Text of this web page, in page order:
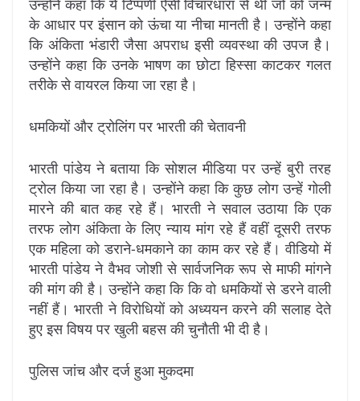
के आधार पर इंसान काे ऊंचा या नीचा मानती है। उन्होंने कहा
कि अंकिता भंडारी जैसा अपराध इसी व्यवस्था की उपज है।
उन्होंने कहा कि उनके भाषण का छोटा हिस्सा काटकर गलत
तरीके से वायरल किया जा रहा है।
धमकियों और ट्रोलिंग पर भारती की चेतावनी
भारती पांडेय ने बताया कि सोशल मीडिया पर उन्हें बुरी तरह
ट्रोल किया जा रहा है। उन्होंने कहा कि कुछ लोग उन्हें गोली
मारने की बात कह रहे हैं। भारती ने सवाल उठाया कि एक
तरफ लोग अंकिता के लिए न्याय मांग रहे हैं वहीं दूसरी तरफ
एक महिला को डराने-धमकाने का काम कर रहे हैं। वीडियो में
भारती पांडेय ने वैभव जोशी से सार्वजनिक रूप से माफी मांगने
की मांग की है। उन्होंने कहा कि कि वो धमकियों से डरने वाली
नहीं हैं। भारती ने विरोधियों को अध्ययन करने की सलाह देते
हुए इस विषय पर खुली बहस की चुनौती भी दी है।
पुलिस जांच और दर्ज हुआ मुकदमा